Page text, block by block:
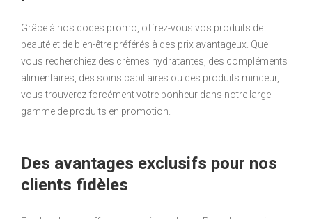
Grâce à nos codes promo, offrez-vous vos produits de
beauté et de bien-être préférés à des prix avantageux. Que
vous recherchiez des crèmes hydratantes, des compléments
alimentaires, des soins capillaires ou des produits minceur,
vous trouverez forcément votre bonheur dans notre large
gamme de produits en promotion.
Des avantages exclusifs pour nos
clients fidèles